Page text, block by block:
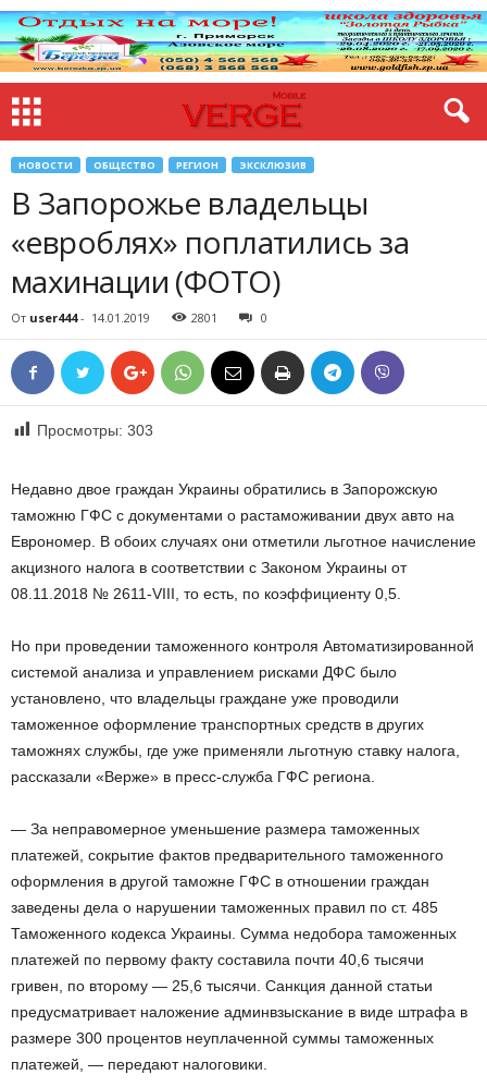
НОВОСТИ ОБЩЕСТВО РЕГИОН ЭКСКЛЮЗИВ
В Запорожье владельцы
«евроблях» поплатились за
махинации (ФОТО)
От user444- 14.01.2019 2801 0
Просмотры: 303
Недавно двое граждан Украины обратились в Запорожскую
таможню ГФС с документами о растаможивании двух авто на
Еврономер. В обоих случаях они отметили льготное начисление
акцизного налога в соответствии с Законом Украины от
08.11.2018 № 2611-VIII, то есть, по коэффициенту 0,5.
Но при проведении таможенного контроля Автоматизированной
системой анализа и управлением рисками ДФС было
установлено, что владельцы граждане уже проводили
таможенное оформление транспортных средств в других
таможнях службы, где уже применяли льготную ставку налога,
рассказали «Верже» в пресс-служба ГФС региона.
— За неправомерное уменьшение размера таможенных
платежей, сокрытие фактов предварительного таможенного
оформления в другой таможне ГФС в отношении граждан
заведены дела о нарушении таможенных правил по ст. 485
Таможенного кодекса Украины. Сумма недобора таможенных
платежей по первому факту составила почти 40,6 тысячи
гривен, по второму — 25,6 тысячи. Санкция данной статьи
предусматривает наложение админвзыскание в виде штрафа в
размере 300 процентов неуплаченной суммы таможенных
платежей, — передают налоговики.